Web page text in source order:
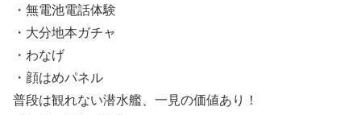
・無電池電話体験
・大分地本ガチャ
・わなげ
・顔はめパネル
普段は観れない潜水艦、一見の価値あり！